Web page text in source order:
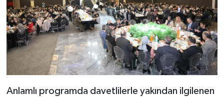
Anlamlı programda davetlilerle yakından ilgilenen